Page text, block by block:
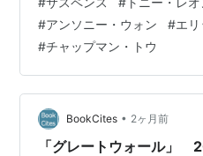
カジノタイクーン II
（
獅子よ眠れ
（1992）＜
九龍帝王／ゴッド・オブ
神鳥聖剣
（1992） 出演
題：無間道、英題：Infernal
ッフほか お わ り に ご 挨 拶
ルコメント ＃ハッシュタグ
#アンソニー・ウォン #エ
#チャップマン・トウ
BookCites • 2ヶ月前
「グレートウォール」